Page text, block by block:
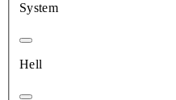
System
Hell